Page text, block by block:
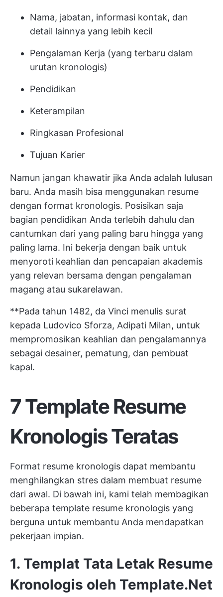
Nama, jabatan, informasi kontak, dan
detail lainnya yang lebih kecil
Pengalaman Kerja (yang terbaru dalam
urutan kronologis)
Pendidikan
Keterampilan
Ringkasan Profesional
Tujuan Karier
Namun jangan khawatir jika Anda adalah lulusan
baru. Anda masih bisa menggunakan resume
dengan format kronologis. Posisikan saja
bagian pendidikan Anda terlebih dahulu dan
cantumkan dari yang paling baru hingga yang
paling lama. Ini bekerja dengan baik untuk
menyoroti keahlian dan pencapaian akademis
yang relevan bersama dengan pengalaman
magang atau sukarelawan.
**Pada tahun 1482, da Vinci menulis surat
kepada Ludovico Sforza, Adipati Milan, untuk
mempromosikan keahlian dan pengalamannya
sebagai desainer, pematung, dan pembuat
kapal.
7 Template Resume
Kronologis Teratas
Format resume kronologis dapat membantu
menghilangkan stres dalam membuat resume
dari awal. Di bawah ini, kami telah membagikan
beberapa template resume kronologis yang
berguna untuk membantu Anda mendapatkan
pekerjaan impian.
1. Templat Tata Letak Resume
Kronologis oleh Template.Net